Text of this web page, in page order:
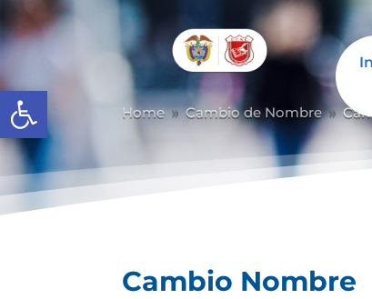
Abrir barra de herramientas
Home 9 Cambio de Nombre 9
Cambio Nombre